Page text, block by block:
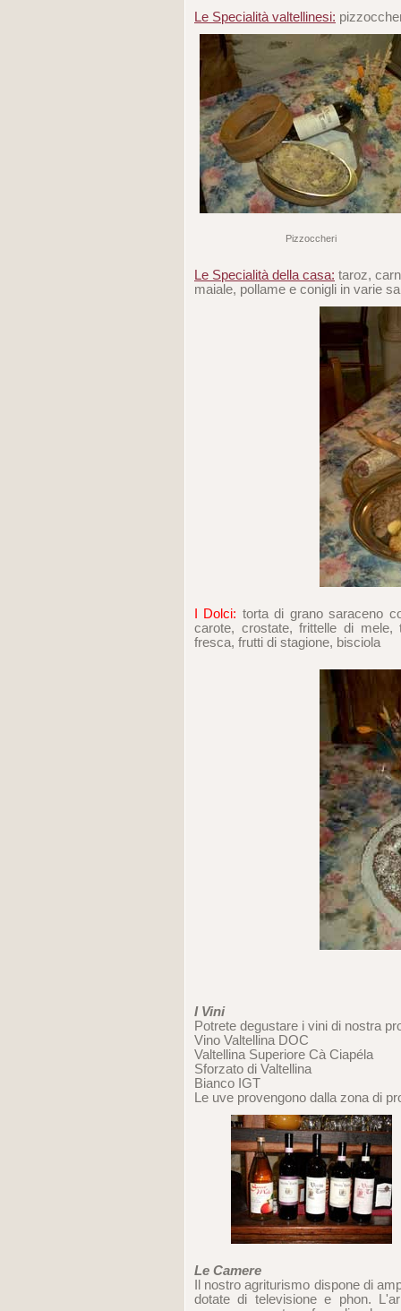
Le Specialità valtellinesi:
Pizzoccheri
Le Specialità della casa: taroz,
maiale, pollame e conigli in varie
I Dolci: torta di grano saraceno
carote, crostate, frittelle di
fresca, frutti di stagione, bisciola
I Vini
Potrete degustare i vini di nostra
Vino Valtellina DOC
Valtellina Superiore Cà Ciapéla
Sforzato di Valtellina
Bianco IGT
Le uve provengono dalla zona di
Le Camere
Il nostro agriturismo dispone di
dotate di televisione e phon.